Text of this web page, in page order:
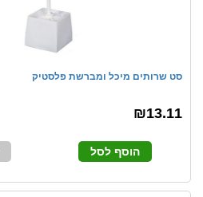
סט שרותים מיכל ומברשת פלסטיק
₪13.11
הוסף לסל